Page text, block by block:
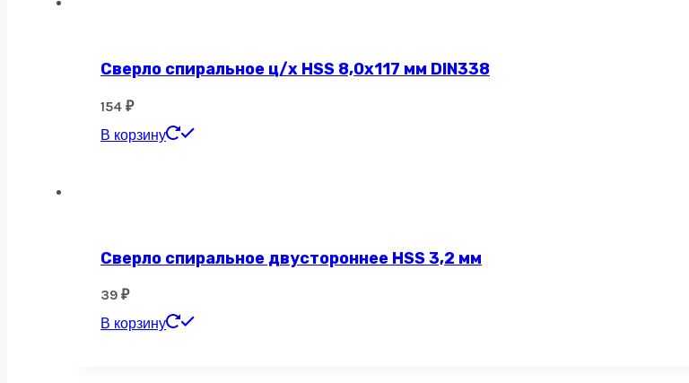
Сверло спиральное ц/х HSS 8,0х117 мм DIN338
154 ₽
В корзину
Сверло спиральное двустороннее HSS 3,2 мм
39 ₽
В корзину